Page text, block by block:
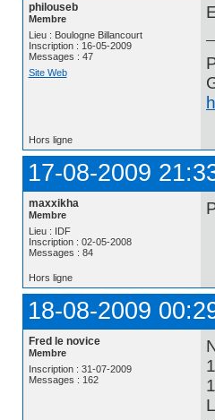
philouseb
Membre
Lieu : Boulogne Billancourt
Inscription : 16-05-2009
Messages : 47
Site Web
Hors ligne
17-08-2009
maxxikha
Membre
Lieu : IDF
Inscription : 02-05-2008
Messages : 84
Hors ligne
18-08-2009
Fred le novice
Membre
Inscription : 31-07-2009
Messages : 162